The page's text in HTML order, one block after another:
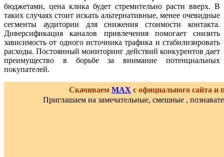
бюджетами, цена клика будет стремительно расти вверх. В
таких случаях стоит искать альтернативные, менее очевидные
сегменты аудитории для снижения стоимости контакта.
Диверсификация каналов привлечения помогает снизить
зависимость от одного источника трафика и стабилизировать
расходы. Постоянный мониторинг действий конкурентов дает
преимущество в борьбе за внимание потенциальных
покупателей.
Скачиваем MAX с официального сайта
Приглашаем на замечательные, смешные ,